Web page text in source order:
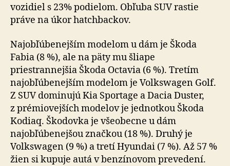
vozidiel s 23% podielom. Obľuba SUV rastie
práve na úkor hatchbackov.
Najobľúbenejším modelom u dám je Škoda
Fabia (8 %), ale na päty mu šliape
priestrannejšia Škoda Octavia (6 %). Tretím
najobľúbenejším modelom je Volkswagen Golf.
Z SUV dominujú Kia Sportage a Dacia Duster,
z prémiovejších modelov je jednotkou Škoda
Kodiaq. Škodovka je všeobecne u dám
najobľúbenejšou značkou (18 %). Druhý je
Volkswagen (9 %) a tretí Hyundai (7 %). Až 57 %
žien si kupuje autá v benzínovom prevedení.